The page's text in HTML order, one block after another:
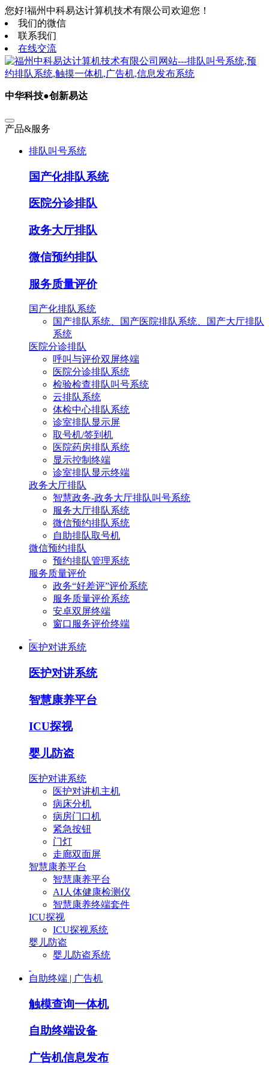
您好!福州中科易达计算机技术有限公司欢迎您！
我们的微信
联系我们
在线交流
中华科技●创新易达
产品&服务
排队叫号系统
国产化排队系统
医院分诊排队
政务大厅排队
微信预约排队
服务质量评价
国产化排队系统
国产排队系统、国产医院排队系统、国产大厅排队
系统
医院分诊排队
呼叫与评价双屏终端
医院分诊排队系统
检验检查排队叫号系统
云排队系统
体检中心排队系统
诊室排队显示屏
取号机/签到机
医院药房排队系统
显示控制终端
诊室排队显示终端
政务大厅排队
智慧政务-政务大厅排队叫号系统
服务大厅排队系统
微信预约排队系统
自助排队取号机
微信预约排队
预约排队管理系统
服务质量评价
政务“好差评”评价系统
服务质量评价系统
安卓双屏终端
窗口服务评价终端
医护对讲系统
医护对讲系统
智慧康养平台
ICU探视
婴儿防盗
医护对讲系统
医护对讲机主机
病床分机
病房门口机
紧急按钮
门灯
走廊双面屏
智慧康养平台
智慧康养平台
AI人体健康检测仪
智慧康养终端套件
ICU探视
ICU探视系统
婴儿防盗
婴儿防盗系统
自助终端 | 广告机
触模查询一体机
自助终端设备
广告机信息发布